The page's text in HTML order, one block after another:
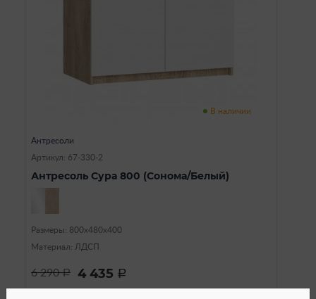
В наличии
Антресоли
Артикул: 67-330-2
Антресоль Сура 800 (Сонома/Белый)
Размеры: 800х480х400
Материал: ЛДСП
6 290a 4 435 a